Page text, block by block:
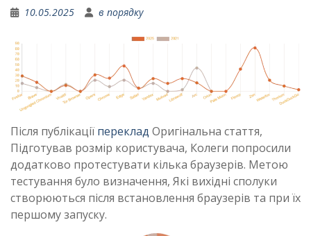
10.05.2025 в порядку
Після публікації переклад Оригінальна стаття,
Підготував розмір користувача, Колеги попросили
додатково протестувати кілька браузерів. Метою
тестування було визначення, Які вихідні сполуки
створюються після встановлення браузерів та при їх
першому запуску.